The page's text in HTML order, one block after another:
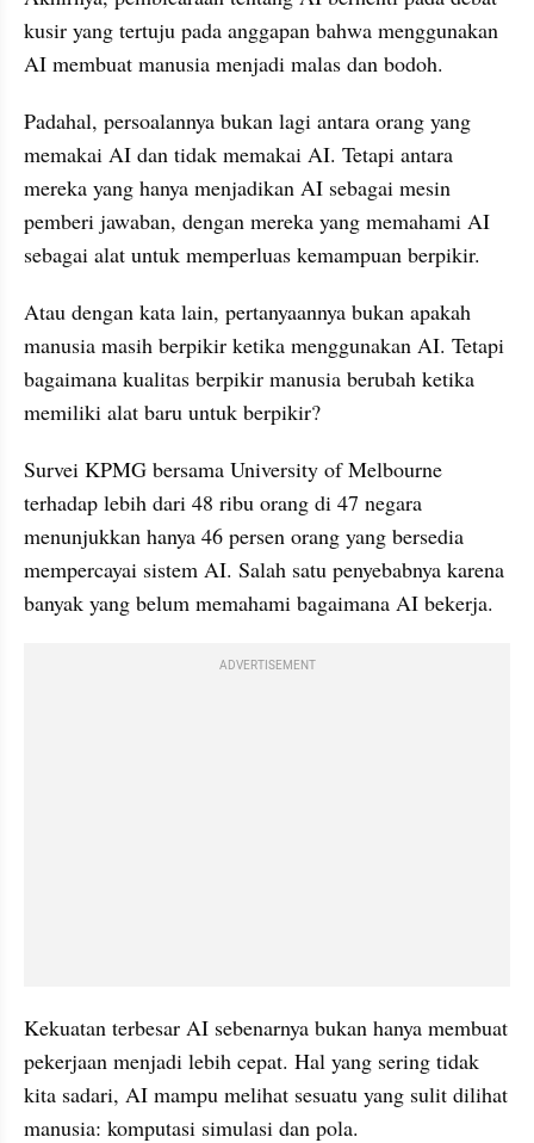
kusir yang tertuju pada anggapan bahwa menggunakan
AI membuat manusia menjadi malas dan bodoh.
Padahal, persoalannya bukan lagi antara orang yang
memakai AI dan tidak memakai AI. Tetapi antara
mereka yang hanya menjadikan AI sebagai mesin
pemberi jawaban, dengan mereka yang memahami AI
sebagai alat untuk memperluas kemampuan berpikir.
Atau dengan kata lain, pertanyaannya bukan apakah
manusia masih berpikir ketika menggunakan AI. Tetapi
bagaimana kualitas berpikir manusia berubah ketika
memiliki alat baru untuk berpikir?
Survei KPMG bersama University of Melbourne
terhadap lebih dari 48 ribu orang di 47 negara
menunjukkan hanya 46 persen orang yang bersedia
mempercayai sistem AI. Salah satu penyebabnya karena
banyak yang belum memahami bagaimana AI bekerja.
ADVERTISEMENT
Kekuatan terbesar AI sebenarnya bukan hanya membuat
pekerjaan menjadi lebih cepat. Hal yang sering tidak
kita sadari, AI mampu melihat sesuatu yang sulit dilihat
manusia: komputasi simulasi dan pola.